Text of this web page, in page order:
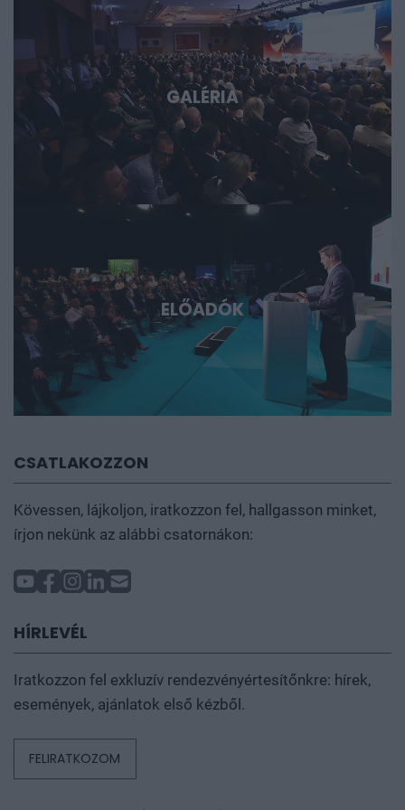
fórum azoknak, akik időben akarnak bekapcsolódni, a
következő évtizedek legfontosabb technológiai sztorijaiba.
GALÉRIA
ELŐADÓK
CSATLAKOZZON
Kövessen, lájkoljon, iratkozzon fel, hallgasson minket,
írjon nekünk az alábbi csatornákon:
HÍRLEVÉL
Iratkozzon fel exkluzív rendezvényértesítőnkre: hírek,
események, ajánlatok első kézből.
FELIRATKOZOM